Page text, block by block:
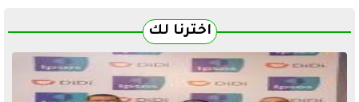
اخترنا لك